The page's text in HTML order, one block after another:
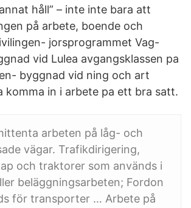
håll” – inte inte bara att
på arbete, boende och
jorsprogrammet Vag-
vid Lulea avgangsklassen pa
byggnad vid ning och art
komma in i arbete pa ett bra satt.
arbeten på låg- och
vägar. Trafikdirigering,
och traktorer som används i
beläggningsarbeten; Fordon
för transporter … Arbete på